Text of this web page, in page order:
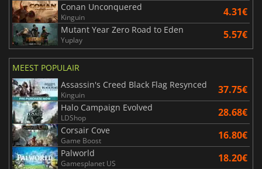
Conan Unconquered
Kinguin 4.31€
Mutant Year Zero Road to Eden
Yuplay 5.57€
MEEST POPULAIR
Assassin's Creed Black Flag Resynced
Kinguin 37.75€
Halo Campaign Evolved
LDShop 28.68€
Corsair Cove
Game Boost 16.80€
Palworld
Gamesplanet US 18.20€